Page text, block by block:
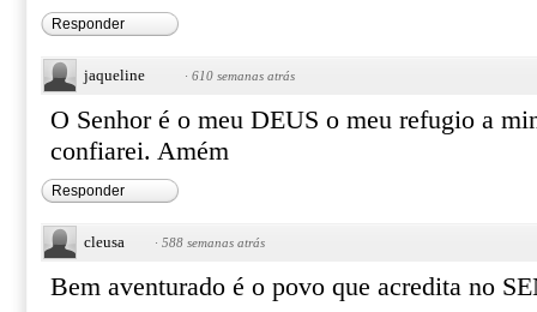
Responder
jaqueline · 610 semanas atrás
O Senhor é o meu DEUS o meu refugio a
confiarei. Amém
Responder
cleusa · 588 semanas atrás
Bem aventurado é o povo que acredita no